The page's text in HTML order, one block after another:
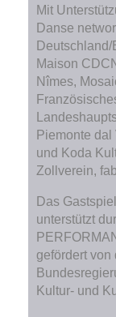
Mit
Danse
Deutschland/
Maison
Nîmes,
Piemonte
und Koda
Zollverein,
Das
unterstützt
gefördert von
Kultur- und